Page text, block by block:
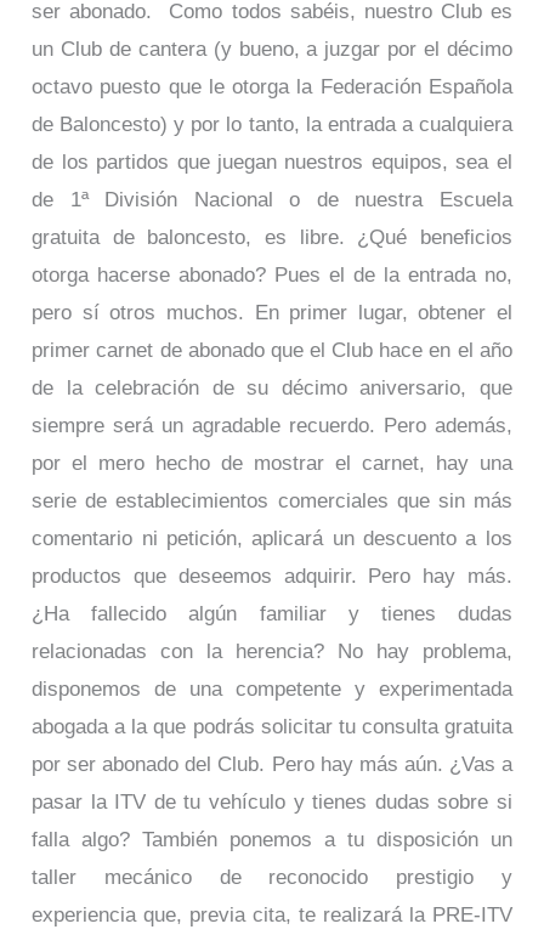
ser abonado. Como todos sabéis, nuestro Club es
un Club de cantera (y bueno, a juzgar por el décimo
octavo puesto que le otorga la Federación Española
de Baloncesto) y por lo tanto, la entrada a cualquiera
de los partidos que juegan nuestros equipos, sea el
de 1ª División Nacional o de nuestra Escuela
gratuita de baloncesto, es libre. ¿Qué beneficios
otorga hacerse abonado? Pues el de la entrada no,
pero sí otros muchos. En primer lugar, obtener el
primer carnet de abonado que el Club hace en el año
de la celebración de su décimo aniversario, que
siempre será un agradable recuerdo. Pero además,
por el mero hecho de mostrar el carnet, hay una
serie de establecimientos comerciales que sin más
comentario ni petición, aplicará un descuento a los
productos que deseemos adquirir. Pero hay más.
¿Ha fallecido algún familiar y tienes dudas
relacionadas con la herencia? No hay problema,
disponemos de una competente y experimentada
abogada a la que podrás solicitar tu consulta gratuita
por ser abonado del Club. Pero hay más aún. ¿Vas a
pasar la ITV de tu vehículo y tienes dudas sobre si
falla algo? También ponemos a tu disposición un
taller mecánico de reconocido prestigio y
experiencia que, previa cita, te realizará la PRE-ITV